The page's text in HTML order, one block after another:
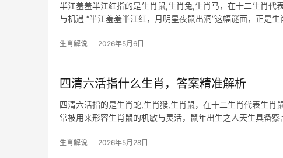
半江羞羞半江红指的是生肖鼠,生肖兔,生肖马，在十二生肖
与机遇 “半江羞羞半江红，月明星夜鼠出洞”这幅谜面，正是
生肖解说 2026年5月6日
四清六活指什么生肖，答案精准解析
四清六活指的是生肖蛇,生肖猴,生肖鼠，在十二生肖代表生
常被用来形容生肖鼠的机敏与灵活，鼠年出生之人天生具备
生肖解说 2026年5月28日